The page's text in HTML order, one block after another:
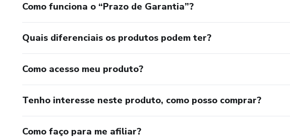
Como funciona o “Prazo de Garantia”?
Quais diferenciais os produtos podem ter?
Como acesso meu produto?
Tenho interesse neste produto, como posso comprar?
Como faço para me afiliar?